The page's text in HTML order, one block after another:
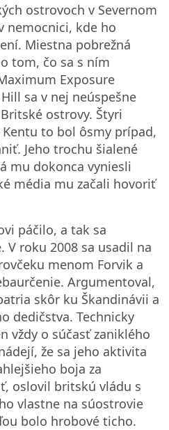
ostrovoch v Severnom
nemocnici, kde ho
Miestna pobrežná
tom, čo sa s ním
Exposure
sa v nej neúspešne
ostrovy. Štyri
to bol ôsmy prípad,
Jeho trochu šialené
mu dokonca vyniesli
média mu začali hovoriť
páčilo, a tak sa
V roku 2008 sa usadil na
menom Forvik a
Argumentoval,
skôr ku Škandinávii a
dedičstva. Technicky
vždy o súčasť zaniklého
že sa jeho aktivita
boja za
oslovil britskú vládu s
vlastne na súostrovie
bolo hrobové ticho.